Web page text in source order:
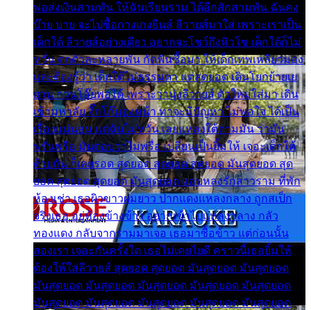
พ่อส่งเงินสามพัน ให้ฉันเรียนราม ได้อีกสักสามพัน ฉันคง
บ๊าย บาย จะไปซื้อกางเกงยีนส์ ลีวายส์มาใส่ เพราะเราเป็น
เด็กใต้ ลีวายส์อย่างเดียว อยากจะโชว์ถึงหิวโซ เด็กใต้ก็ไม่
หวั่น ตกตัวละหลายพัน กัดฟันซื้อมา ให้เด็กเทพเหลียวมอง
และต้องรู้ว่า เด็กใต้ไม่ธรรมดา แต่สุดยอด เดินโยกย้ายเย
ยวน กวนโอ๊ยพอได้ เพราะว่านุ่งลีวายส์ ตัวใหม่ใส่มา เดิน
เข้ามหาลัย จิ๊กโก๊มองหน้า ท่าจะมีปัญหา ไม่พอใจ ได้เป็น
เรื่องแน่นอน แต่ฉันไม่หวั่น เลยแหลงใต้ถามมัน ว่ามัน
พรั่นพรือ มันตอบว่าไม่พรื่อ เปลี่ยนเป็นยิ้มให้ เจอะเด็กใต้
ด้วยกัน ก็เลยรอด สุดยอด สุดยอด สุดยอด มันสุดยอด สุด
ยอด สุดยอด สุดยอด มันสุดยอด แอบหลงรักสาวราม ที่พัก
ห้องเช่า เธอผิวขาวผมยาว ปากแดงแหลงกลาง ถูกสเป็ก
จริงเธอ อยู่ห้องข้างข้าง อยากเข้าไปแหลงกลาง กลัว
ทองแดง กลับจากรามมาเจอ เธอมาซื้อข้าว แต่ก่อนนั้น
สองเรา เจอะกันครั้งใด เธอไม่เคยไยดี คราวนี้เธอยิ้มให้
ต้องให้ใส่ลีวายส์ สุดยอด สุดยอด มันสุดยอด มันสุดยอด
มันสุดยอด มันสุดยอด มันสุดยอด มันสุดยอด มันสุดยอด
มันสุดยอด มันสุดยอด มันสุดยอด มันสุดยอด มันสุดยอด